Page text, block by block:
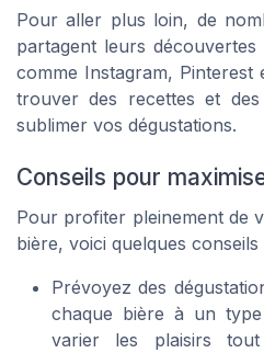
Pour aller plus loin, de
partagent leurs
comme Instagram, Pinterest
trouver des recettes et
sublimer vos dégustations.
Conseils pour
Pour profiter pleinement de
bière, voici quelques conseils
Prévoyez des
chaque bière à un
varier les plaisirs